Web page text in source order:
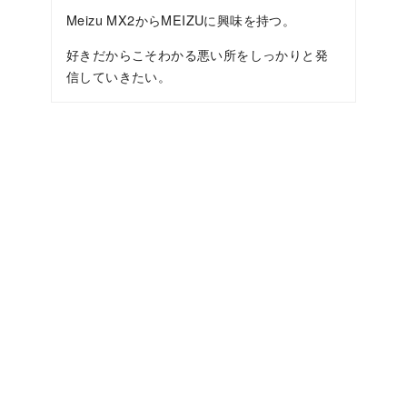
Meizu MX2からMEIZUに興味を持つ。
好きだからこそわかる悪い所をしっかりと発
信していきたい。